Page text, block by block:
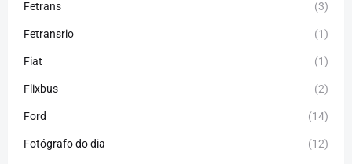
Fetrans (3)
Fetransrio (1)
Fiat (1)
Flixbus (2)
Ford (14)
Fotógrafo do dia (12)